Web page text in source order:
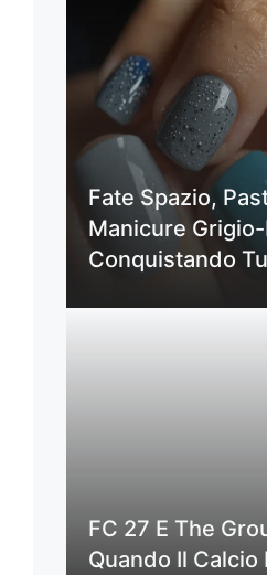
Fate Spazio,
Manicure
Conquistando
FC 27 E The
Quando Il Calcio